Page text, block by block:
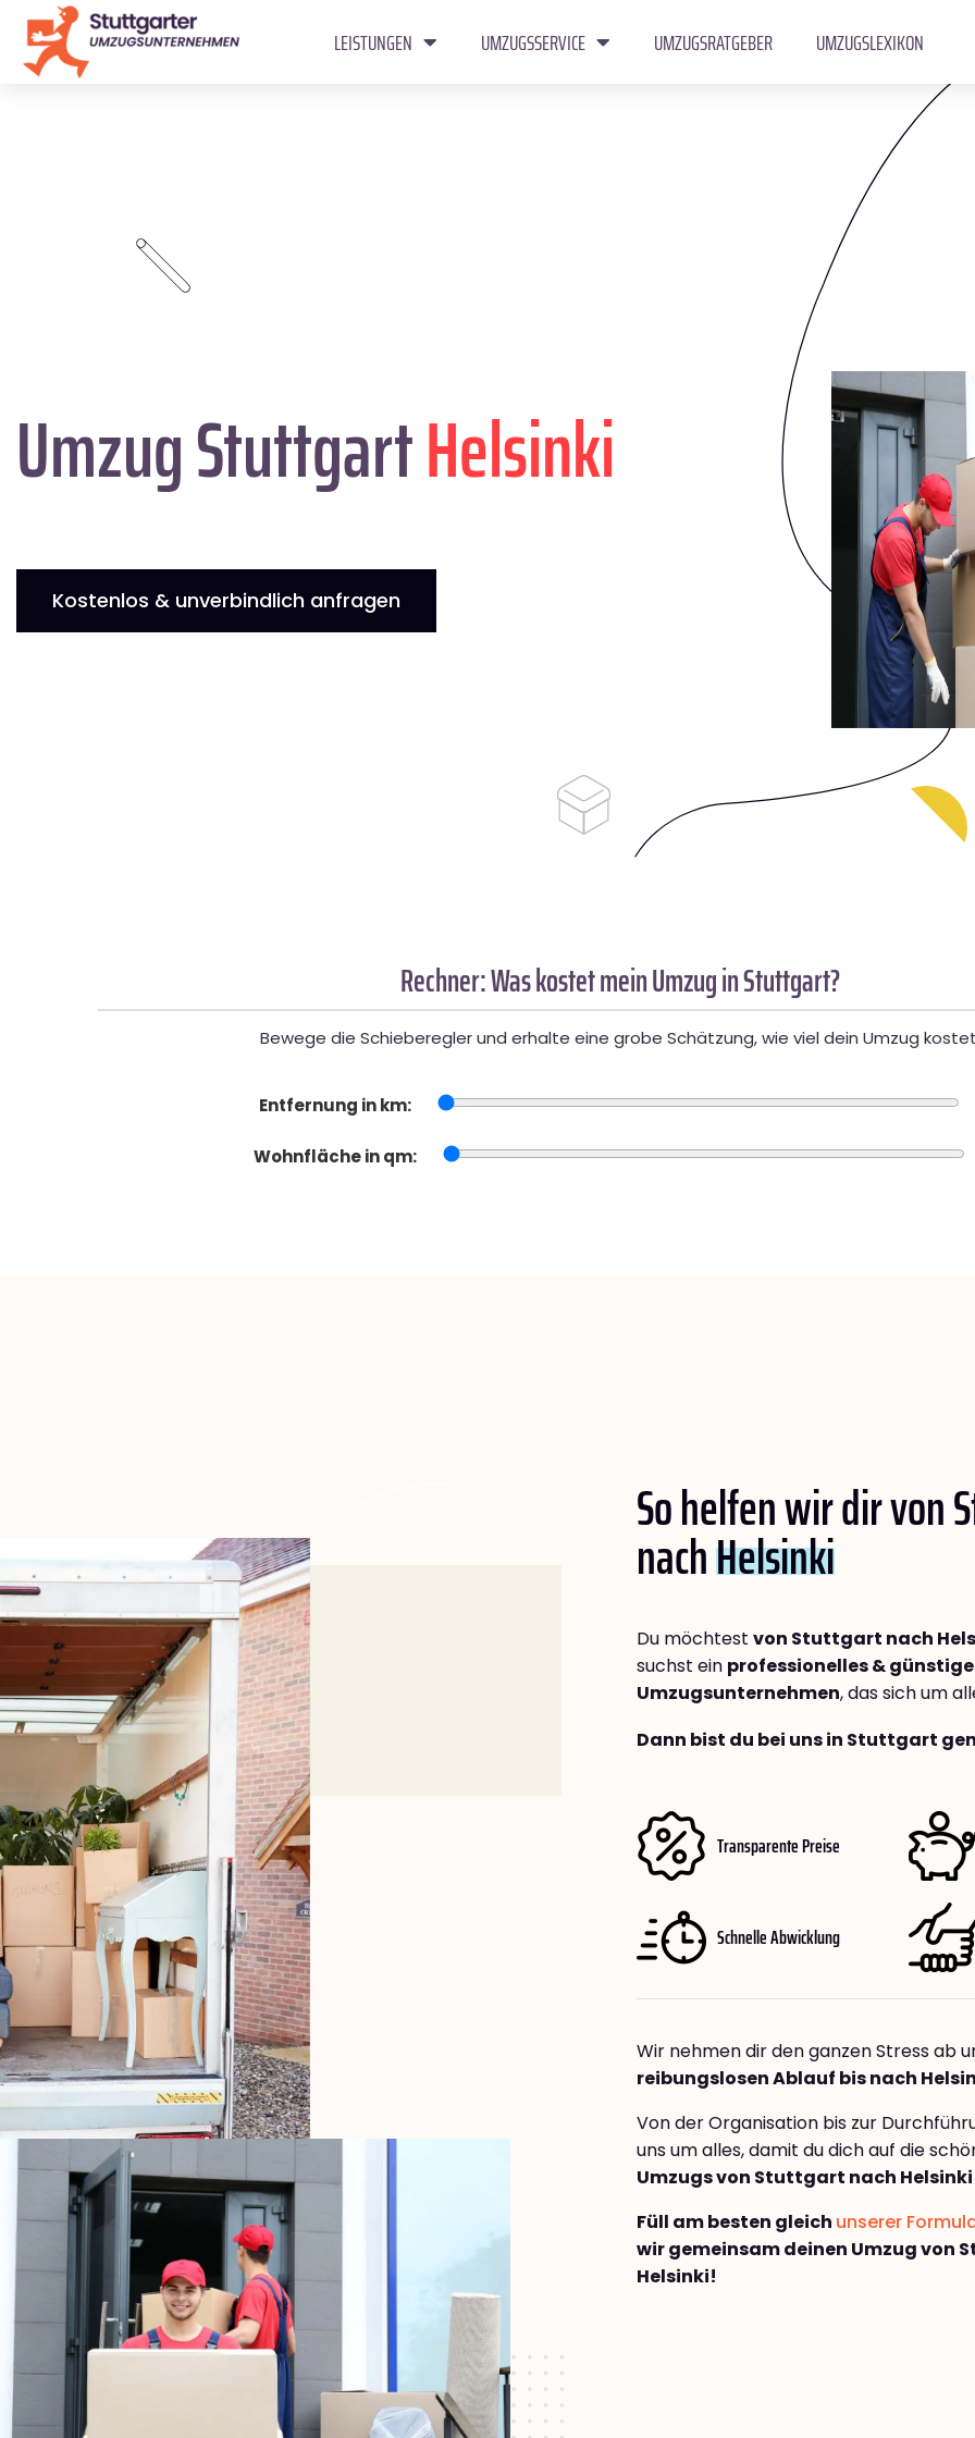
LEISTUNGEN UMZUGSSERVICE UMZUGSRATGEBER UMZUGSLEXIKON
Umzug StuttgartHelsinki
Kostenlos & unverbindlich anfragen
Rechner: Was kostet mein Umzug in Stuttgart?
Bewege die Schieberegler und erhalte eine grobe Schätzung, wie viel dein Umzug
Entfernung in km:
Wohnfläche in qm:
So helfen wir dir von
nachHelsinki
Du möchtest von Stuttgart nach
suchst ein professionelles &
Umzugsunternehmen, das sich um
Dann bist du bei uns in Stuttgart
Transparente Preise
Schnelle Abwicklung
Wir nehmen dir den ganzen Stress ab
reibungslosen Ablauf bis nach
Von der Organisation bis zur
uns um alles, damit du dich auf die
Umzugs von Stuttgart nach Helsinki
Füll am besten gleich unserer
wir gemeinsam deinen Umzug von
Helsinki!